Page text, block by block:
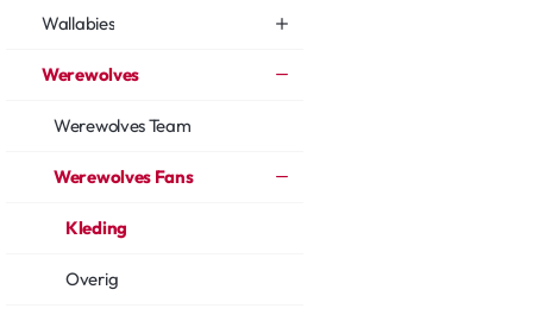
Wallabies
Werewolves
Werewolves Team
Werewolves Fans
Kleding
Overig